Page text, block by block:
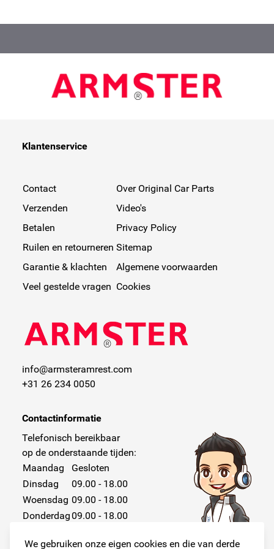
We gebruiken onze eigen cookies en die van derde
Klantenservice
Contact
Verzenden
Betalen
Ruilen en retourneren
Garantie & klachten
Veel gestelde vragen
Over Original Car Parts
Video's
Privacy Policy
Sitemap
Algemene voorwaarden
Cookies
info@armsteramrest.com
+31 26 234 0050
Contactinformatie
Telefonisch bereikbaar
op de onderstaande tijden:
Maandag
Gesloten
Dinsdag
09.00 - 18.00
Woensdag 09.00 - 18.00
Donderdag 09.00 - 18.00